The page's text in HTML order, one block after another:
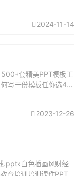
2024-11-14
套精美PPT模板工
写干份模板任你选44
2023-12-26
.pptx白色插画风财经
育培训培训课件PPT